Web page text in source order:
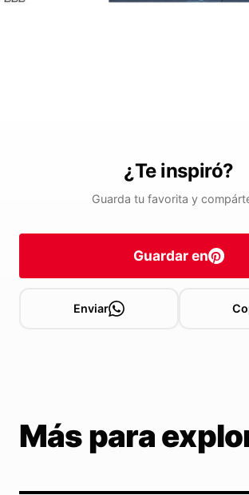
¿Te inspiró?
Guarda tu favorita y
Guardar en
Enviar
Más para